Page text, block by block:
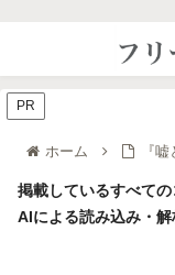
ホーム 『
掲載しているすべて
AIによる読み込み・解
PR